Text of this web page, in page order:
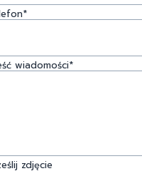
wiadomości*
zdjęcie